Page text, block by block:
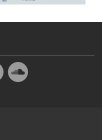
Peru
Instagram